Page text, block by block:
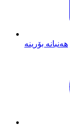
هەنبانە بۆرینە